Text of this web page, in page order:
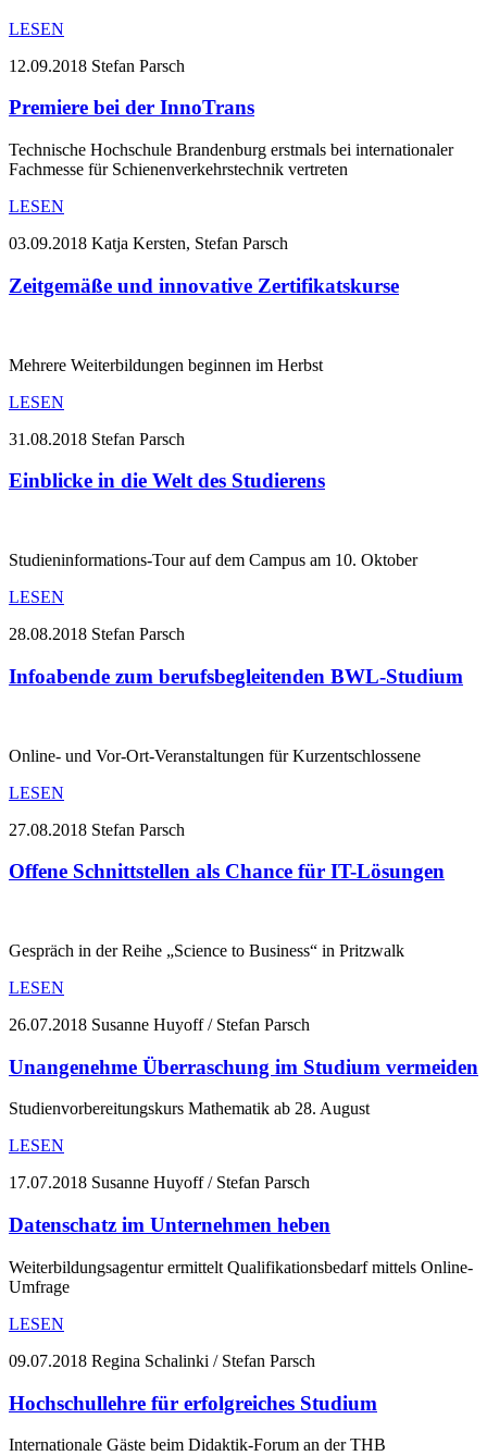
LESEN
12.09.2018 Stefan Parsch
Premiere bei der InnoTrans
Technische Hochschule Brandenburg erstmals bei internationaler
Fachmesse für Schienenverkehrstechnik vertreten
LESEN
03.09.2018 Katja Kersten, Stefan Parsch
Zeitgemäße und innovative Zertifikatskurse
Mehrere Weiterbildungen beginnen im Herbst
LESEN
31.08.2018 Stefan Parsch
Einblicke in die Welt des Studierens
Studieninformations-Tour auf dem Campus am 10. Oktober
LESEN
28.08.2018 Stefan Parsch
Infoabende zum berufsbegleitenden BWL-Studium
Online- und Vor-Ort-Veranstaltungen für Kurzentschlossene
LESEN
27.08.2018 Stefan Parsch
Offene Schnittstellen als Chance für IT-Lösungen
Gespräch in der Reihe „Science to Business“ in Pritzwalk
LESEN
26.07.2018 Susanne Huyoff / Stefan Parsch
Unangenehme Überraschung im Studium vermeiden
Studienvorbereitungskurs Mathematik ab 28. August
LESEN
17.07.2018 Susanne Huyoff / Stefan Parsch
Datenschatz im Unternehmen heben
Weiterbildungsagentur ermittelt Qualifikationsbedarf mittels Online-
Umfrage
LESEN
09.07.2018 Regina Schalinki / Stefan Parsch
Hochschullehre für erfolgreiches Studium
Internationale Gäste beim Didaktik-Forum an der THB